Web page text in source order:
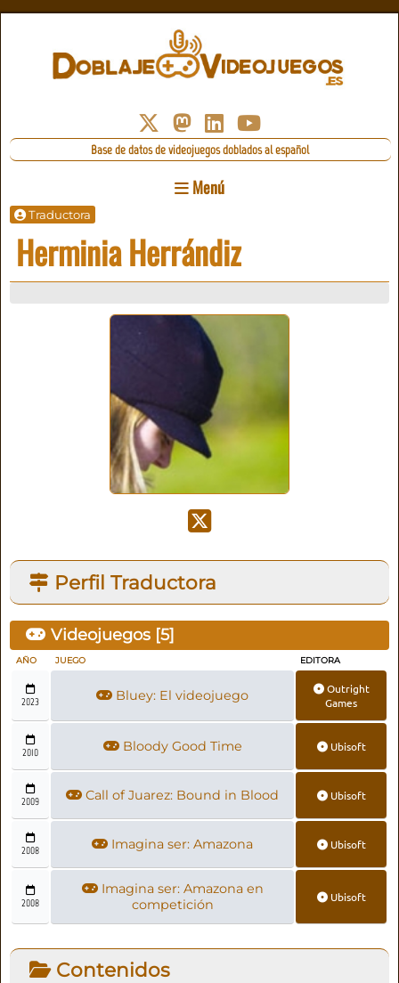
Base de datos de videojuegos doblados al español
Menú
Traductora
Herminia Herrándiz
Perfil Traductora
Videojuegos [5]
AÑO JUEGO EDITORA
2023 Bluey: El videojuego
Outright
Games
2010 Bloody Good Time Ubisoft
2009 Call of Juarez: Bound in Blood Ubisoft
2008 Imagina ser: Amazona Ubisoft
2008
Imagina ser: Amazona en
competición
Ubisoft
Contenidos